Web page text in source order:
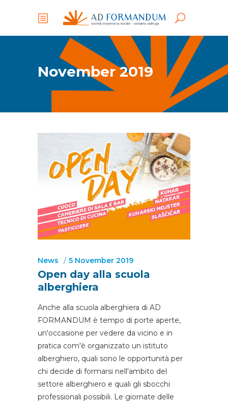
November 2019
News 5 November 2019
Open day alla scuola
alberghiera
Anche alla scuola alberghiera di AD
FORMANDUM è tempo di porte aperte,
un'occasione per vedere da vicino e in
pratica com'è organizzato un istituto
alberghiero, quali sono le opportunità per
chi decide di formarsi nell'ambito del
settore alberghiero e quali gli sbocchi
professionali possibili. Le giornate delle